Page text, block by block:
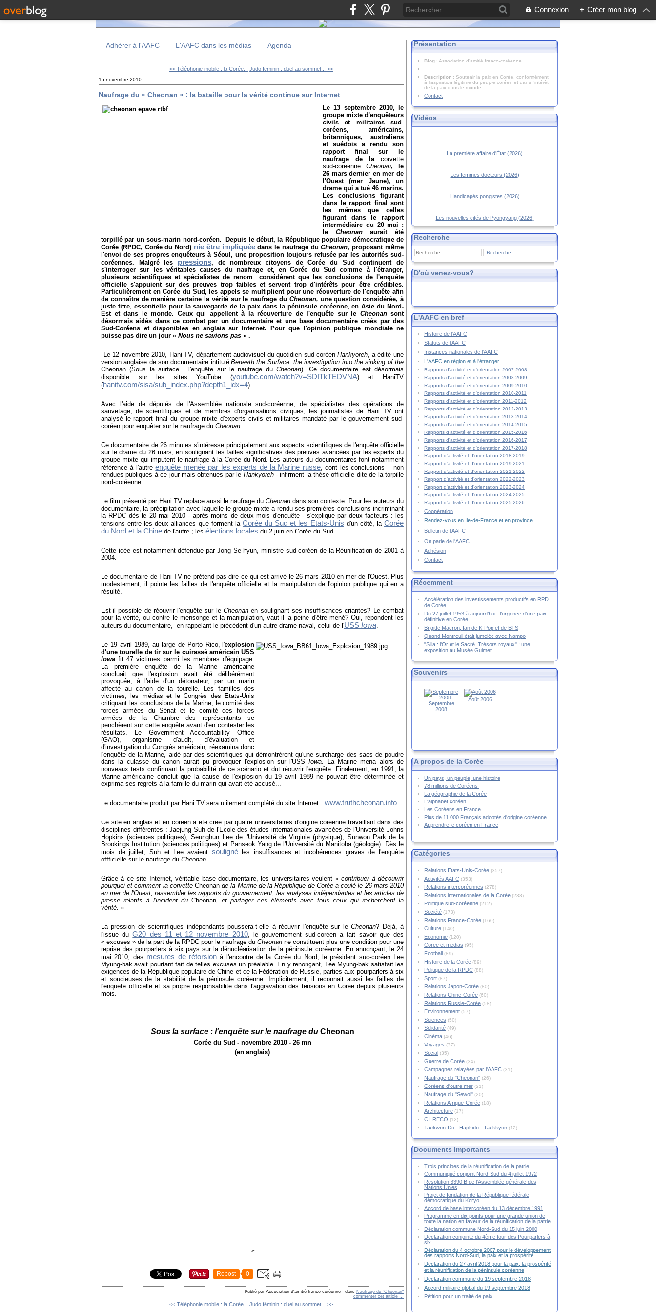
Connexion + Créer mon blog
Adhérer à l'AAFC L'AAFC dans les médias Agenda
<< Téléphonie mobile : la Corée... Judo féminin : duel au sommet... >>
15 novembre 2010
Naufrage du « Cheonan » : la bataille pour la vérité continue sur Internet
Le 13 septembre 2010, le
groupe mixte d'enquêteurs
civils et militaires sud-
coréens, américains,
britanniques, australiens
et suédois a rendu son
rapport final sur le
naufrage de la
corvette
sud-coréenne
Cheonan, le
26 mars dernier en mer de
l'Ouest (mer Jaune), un
drame qui a tué 46 marins.
Les conclusions figurant
dans le rapport final sont
les mêmes que celles
figurant dans le rapport
intermédiaire du 20 mai :
le Cheonanaurait été
torpillé par un sous-marin nord-coréen. Depuis le début, la République populaire démocratique de
Corée (RPDC, Corée du Nord) nie être impliquéedans le naufrage duCheonan, proposant même
l'envoi de ses propres enquêteurs à Séoul, une proposition toujours refusée par les autorités sud-
coréennes. Malgré les pressions, de nombreux citoyens de Corée du Sud continuent de
s'interroger sur les véritables causes du naufrage et, en Corée du Sud comme à l'étranger,
plusieurs scientifiques et spécialistes de renom
considèrent que les conclusions de l'enquête
officielle s'appuient sur des preuves trop faibles et servent trop d'intérêts pour être crédibles.
Particulièrement en Corée du Sud, les appels se multiplient pour une réouverture de l'enquête afin
de connaître de manière certaine la vérité sur le naufrage du Cheonan, une question considérée, à
juste titre, essentielle pour la sauvegarde de la paix dans la péninsule coréenne, en Asie du Nord-
Est et dans le monde. Ceux qui appellent à la réouverture de l'enquête sur le Cheonansont
désormais aidés dans ce combat par un documentaire et une base documentaire créés par des
Sud-Coréens et disponibles en anglais sur Internet. Pour que l'opinion publique mondiale ne
puisse pas dire un jour « Nous ne savions pas » .
Le 12 novembre 2010, Hani TV, département audiovisuel du quotidien sud-coréenHankyoreh, a édité une
version anglaise de son documentaire intitulé Beneath the Surface: the investigation into the sinking of the
Cheonan (Sous la surface : l'enquête sur le naufrage duCheonan). Ce documentaire est désormais
disponible sur les sites YouTube (youtube.com/watch?v=SDITkTEDVNA) et HaniTV
(hanitv.com/sisa/sub_index.php?depth1_idx=4).
Avec l'aide de députés de l'Assemblée nationale sud-coréenne, de spécialistes des opérations de
sauvetage, de scientifiques et de membres d'organisations civiques, les journalistes de Hani TV ont
analysé le rapport final du groupe mixte d'experts civils et militaires mandaté par le gouvernement sud-
coréen pour enquêter sur le naufrage du Cheonan.
Ce documentaire de 26 minutes s'intéresse principalement aux aspects scientifiques de l'enquête officielle
sur le drame du 26 mars, en soulignant les failles significatives des preuves avancées par les experts du
groupe mixte qui imputent le naufrage à la Corée du Nord. Les auteurs du documentaires font notamment
référence à l'autreenquête menée par les experts de la Marine russe, dont les conclusions – non
rendues publiques à ce jour mais obtenues par le Hankyoreh- infirment la thèse officielle dite de la torpille
nord-coréenne.
Le film présenté par Hani TV replace aussi le naufrage du Cheonan dans son contexte. Pour les auteurs du
documentaire, la précipitation avec laquelle le groupe mixte a rendu ses premières conclusions incriminant
la RPDC dès le 20 mai 2010 - après moins de deux mois d'enquête - s'explique par deux facteurs : les
tensions entre les deux alliances que forment la Corée du Sud et les Etats-Unis d'un côté, laCorée
du Nord et la Chine de l'autre ; les élections locales du 2 juin en Corée du Sud.
Cette idée est notamment défendue par Jong Se-hyun, ministre sud-coréen de la Réunification de 2001 à
2004.
Le documentaire de Hani TV ne prétend pas dire ce qui est arrivé le 26 mars 2010 en mer de l'Ouest. Plus
modestement, il pointe les failles de l'enquête officielle et la manipulation de l'opinion publique qui en a
résulté.
Est-il possible de réouvrir l'enquête sur le Cheonan en soulignant ses insuffisances criantes? Le combat
pour la vérité, ou contre le mensonge et la manipulation, vaut-il la peine d'être mené? Oui, répondent les
auteurs du documentaire, en rappelant le précédent d'un autre drame naval, celui de l'USS Iowa.
Le 19 avril 1989, au large de Porto Rico, l'explosion
d'une tourelle de tir sur le cuirassé américain USS
Iowa fit 47 victimes parmi les membres d'équipage.
La première enquête de la Marine américaine
concluait que l'explosion avait été délibérément
provoquée, à l'aide d'un détonateur, par un marin
affecté au canon de la tourelle. Les familles des
victimes, les médias et le Congrès des Etats-Unis
critiquant les conclusions de la Marine, le comité des
forces armées du Sénat et le comité des forces
armées de la Chambre des représentants se
penchèrent sur cette enquête avant d'en contester les
résultats. Le Government Accountability Office
(GAO), organisme d'audit, d'évaluation et
d'investigation du Congrès américain, réexamina donc
l'enquête de la Marine, aidé par des scientifiques qui démontrèrent qu'une surcharge des sacs de poudre
dans la culasse du canon aurait pu provoquer l'explosion sur l'USSIowa. La Marine mena alors de
nouveaux tests confirmant la probabilité de ce scénario et dut réouvrir l'enquête. Finalement, en 1991, la
Marine américaine conclut que la cause de l'explosion du 19 avril 1989 ne pouvait être déterminée et
exprima ses regrets à la famille du marin qui avait été accusé...
Le documentaire produit par Hani TV sera utilement complété du site Internet www.truthcheonan.info.
Ce site en anglais et en coréen a été créé par quatre universitaires d'origine coréenne travaillant dans des
disciplines différentes : Jaejung Suh de l'Ecole des études internationales avancées de l'Université Johns
Hopkins (sciences politiques), Seunghun Lee de l'Université de Virginie (physique), Sunwon Park de la
Brookings Institution (sciences politiques) et Panseok Yang de l'Université du Manitoba (géologie). Dès le
mois de juillet, Suh et Lee avaient soulignéles insuffisances et incohérences graves de l'enquête
offficielle sur le naufrage du Cheonan.
Grâce à ce site Internet, véritable base documentaire, les universitaires veulent «contribuer à découvrir
pourquoi et comment la corvette Cheonan de la Marine de la République de Corée a coulé le 26 mars 2010
en mer de l'Ouest, rassembler les rapports du gouvernement, les analyses indépendantes et les articles de
presse relatifs à l'incident du Cheonan, et partager ces éléments avec tous ceux qui recherchent la
vérité. »
La pression de scientifiques indépendants poussera-t-elle à réouvrir l'enquête sur leCheonan? Déjà, à
l'issue duG20 des 11 et 12 novembre 2010, le gouvernement sud-coréen a fait savoir que des
« excuses » de la part de la RPDC pour le naufrage du Cheonan ne constituent plus une condition pour une
reprise des pourparlers à six pays sur la dénucléarisation de la péninsule coréenne. En annonçant, le 24
mai 2010, des mesures de rétorsionà l'encontre de la Corée du Nord, le président sud-coréen Lee
Myung-bak avait pourtant fait de telles excuses un préalable. En y renonçant, Lee Myung-bak satisfait les
exigences de la République populaire de Chine et de la Fédération de Russie, parties aux pourparlers à six
et soucieuses de la stabilité de la péninsule coréenne. Implicitement, il reconnait aussi les failles de
l'enquête officielle et sa propre responsabilité dans l'aggravation des tensions en Corée depuis plusieurs
mois.
Sous la surface : l'enquête sur le naufrage duCheonan
Corée du Sud - novembre 2010 - 26 mn
(en anglais)
-->
Repost 0
Publié par Association d'amitié franco-coréenne - dans Naufrage du "Cheonan"
commenter cet article …
<< Téléphonie mobile : la Corée... Judo féminin : duel au sommet... >>
Présentation
Blog : Association d'amitié franco-coréenne
Description : Soutenir la paix en Corée, conformément
à l'aspiration légitime du peuple coréen et dans l’intérêt
de la paix dans le monde
Contact
Vidéos
La première affaire d'État (2026)
Les femmes docteurs (2026)
Handicapés pongistes (2026)
Les nouvelles cités de Pyongyang (2026)
Recherche
D'où venez-vous?
L'AAFC en bref
Histoire de l'AAFC
Statuts de l'AAFC
Instances nationales de l'AAFC
L'AAFC en région et à l'étranger
Rapports d'activité et d'orientation 2007-2008
Rapports d'activité et d'orientation 2008-2009
Rapports d'activité et d'orientation 2009-2010
Rapports d'activité et d'orientation 2010-2011
Rapports d'activité et d'orientation 2011-2012
Rapports d'activité et d'orientation 2012-2013
Rapports d'activité et d'orientation 2013-2014
Rapports d'activité et d'orientation 2014-2015
Rapports d'activité et d'orientation 2015-2016
Rapports d'activité et d'orientation 2016-2017
Rapports d'activité et d'orientation 2017-2018
Rapport d'activité et d'orientation 2018-2019
Rapport d'activité et d'orientation 2019-2021
Rapport d'activité et d'orientation 2021-2022
Rapport d'activité et d'orientation 2022-2023
Rapport d'activité et d'orientation 2023-2024
Rapport d'activité et d'orientation 2024-2025
Rapport d'activité et d'orientation 2025-2026
Coopération
Rendez-vous en Ile-de-France et en province
Bulletin de l'AAFC
On parle de l'AAFC
Adhésion
Contact
Récemment
Accélération des investissements productifs en RPD
de Corée
Du 27 juillet 1953 à aujourd’hui : l’urgence d’une paix
définitive en Corée
Brigitte Macron, fan de K-Pop et de BTS
Quand Montreuil était jumelée avec Nampo
"Silla : l'Or et le Sacré. Trésors royaux" : une
exposition au Musée Guimet
Souvenirs
Septembre
2008
Août 2006
A propos de la Corée
Un pays, un peuple, une histoire
78 millions de Coréens
La géographie de la Corée
L'alphabet coréen
Les Coréens en France
Plus de 11.000 Français adoptés d'origine coréenne
Apprendre le coréen en France
Catégories
Relations Etats-Unis-Corée (357)
Activités AAFC (353)
Relations intercoréennes (278)
Relations internationales de la Corée (238)
Politique sud-coréenne (212)
Société (173)
Relations France-Corée (160)
Culture (140)
Economie (120)
Corée et médias (95)
Football (89)
Histoire de la Corée (89)
Politique de la RPDC (88)
Sport (87)
Relations Japon-Corée (80)
Relations Chine-Corée (60)
Relations Russie-Corée (58)
Environnement (57)
Sciences (50)
Solidarité (49)
Cinéma (46)
Voyages (37)
Social (35)
Guerre de Corée (34)
Campagnes relayées par l'AAFC (31)
Naufrage du "Cheonan" (26)
Coréens d'outre mer (21)
Naufrage du "Sewol" (20)
Relations Afrique-Corée (18)
Architecture (17)
CILRECO (12)
Taekwon-Do - Hapkido - Taekkyon (12)
Documents importants
Trois principes de la réunification de la patrie
Communiqué conjoint Nord-Sud du 4 juillet 1972
Résolution 3390 B de l'Assemblée générale des
Nations Unies
Projet de fondation de la République fédérale
démocratique du Koryo
Accord de base intercoréen du 13 décembre 1991
Programme en dix points pour une grande union de
toute la nation en faveur de la réunification de la patrie
Déclaration commune Nord-Sud du 15 juin 2000
Déclaration conjointe du 4ème tour des Pourparlers à
six
Déclaration du 4 octobre 2007 pour le développement
des rapports Nord-Sud, la paix et la prospérité
Déclaration du 27 avril 2018 pour la paix, la prospérité
et la réunification de la péninsule coréenne
Déclaration commune du 19 septembre 2018
Accord militaire global du 19 septembre 2018
Pétition pour un traité de paix